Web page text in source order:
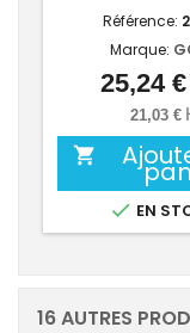
Référence:
Marque:
25,24 €
21,03 €

 EN
16 AUTRES